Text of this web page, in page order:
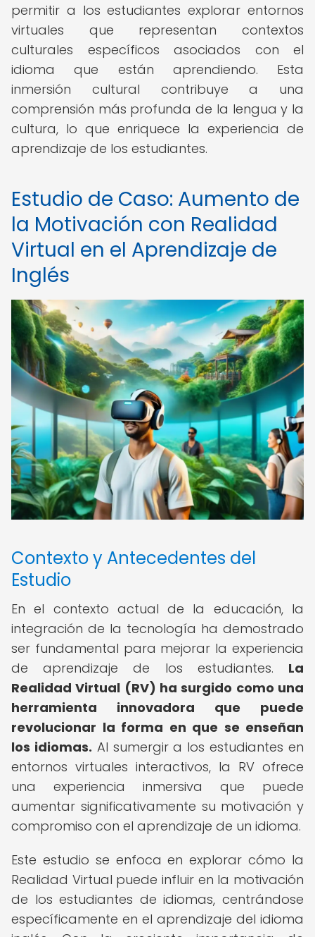
permitir a los estudiantes explorar entornos
virtuales que representan contextos
culturales específicos asociados con el
idioma que están aprendiendo. Esta
inmersión cultural contribuye a una
comprensión más profunda de la lengua y la
cultura, lo que enriquece la experiencia de
aprendizaje de los estudiantes.
Estudio de Caso: Aumento de
la Motivación con Realidad
Virtual en el Aprendizaje de
Inglés
Contexto y Antecedentes del
Estudio
En el contexto actual de la educación, la
integración de la tecnología ha demostrado
ser fundamental para mejorar la experiencia
de aprendizaje de los estudiantes. La
Realidad Virtual (RV) ha surgido como una
herramienta innovadora que puede
revolucionar la forma en que se enseñan
los idiomas. Al sumergir a los estudiantes en
entornos virtuales interactivos, la RV ofrece
una experiencia inmersiva que puede
aumentar significativamente su motivación y
compromiso con el aprendizaje de un idioma.
Este estudio se enfoca en explorar cómo la
Realidad Virtual puede influir en la motivación
de los estudiantes de idiomas, centrándose
específicamente en el aprendizaje del idioma